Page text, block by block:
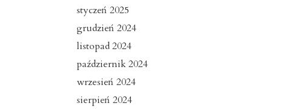
styczeń 2025
grudzień 2024
listopad 2024
październik 2024
wrzesień 2024
sierpień 2024